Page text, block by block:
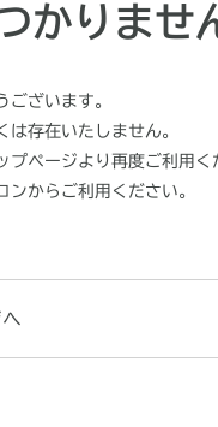
かりませ
ございます。
存在いたしません。
ページより再度ご利用く
ンからご利用ください。